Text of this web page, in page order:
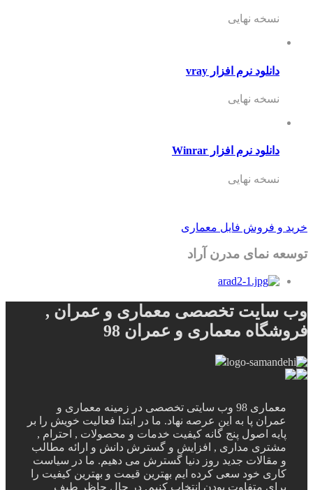
نسخه نهایی
دانلود نرم افزار vray
نسخه نهایی
دانلود نرم افزار Winrar
نسخه نهایی
خرید و فروش فایل معماری
توسعه نمای مدرن آراد
وب سایت تخصصی معماری و عمران ,
فروشگاه معماری و عمران 98
معماری 98 وب سایتی تخصصی در زمینه معماری و
عمران پا به این عرصه نهاد. ما در ابتدا فعالیت خویش را بر
پایه اصول پنج گانه کیفیت خدمات و محصولات , احترام ,
مشتری مداری , افزایش و گسترش دانش و ارائه مطالب
و مقالات جدید روز دنیا گسترش می دهیم. ما در سیاست
کاری خود سعی کرده ایم بهترین قیمت و بهترین کیفیت را
برای متفاوت بودن انتخاب کنیم. در حال حاظر طیف